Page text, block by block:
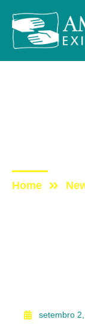
Home
setembro